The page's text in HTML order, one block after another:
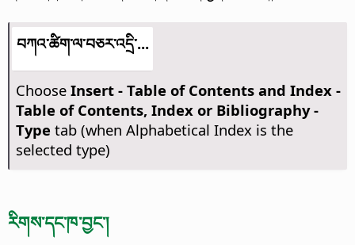
བཀའ་ཚིག་ལ་བཅར་འདྲི་...
Choose Insert - Table of Contents and Index -
Table of Contents, Index or Bibliography -
Type tab (when Alphabetical Index is the
selected type)
རིགས་དང་ཁ་བྱང་།